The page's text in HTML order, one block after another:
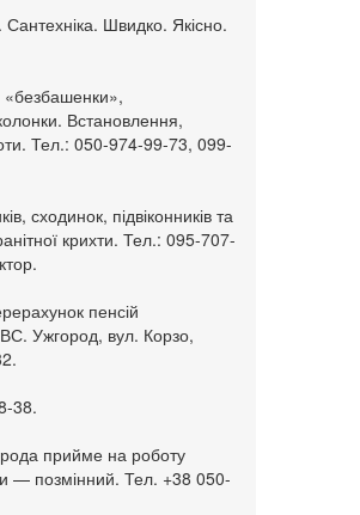
Швидко. Якісно.
Встановлення,
Тел.: 050-974-99-73, 099-
сходинок, підвіконників та
крихти. Тел.: 095-707-
пенсій
Ужгород, вул. Корзо,
38.
прийме на роботу
— позмінний. Тел. +38 050-